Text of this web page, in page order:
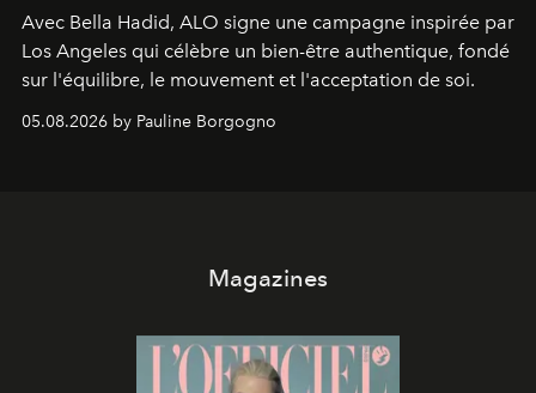
Avec Bella Hadid, ALO signe une campagne inspirée par
Los Angeles qui célèbre un bien-être authentique, fondé
sur l'équilibre, le mouvement et l'acceptation de soi.
05.08.2026 by Pauline Borgogno
Magazines